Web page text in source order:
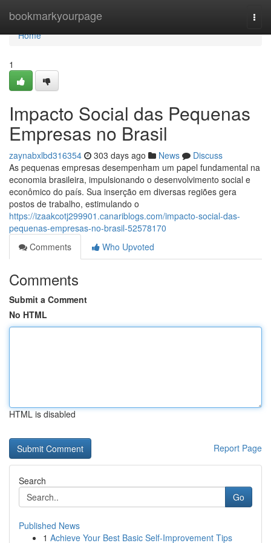
bookmarkyourpage
Home
Home
1
Impacto Social das Pequenas
Empresas no Brasil
zaynabxlbd316354 303 days ago News
Discuss
As pequenas empresas desempenham um papel fundamental na
economia brasileira, impulsionando o desenvolvimento social e
econômico do país. Sua inserção em diversas regiões gera
postos de trabalho, estimulando o
https://izaakcotj299901.canariblogs.com/impacto-social-das-
pequenas-empresas-no-brasil-52578170
Comments
Who Upvoted
Comments
Submit a Comment
No HTML
HTML is disabled
Report Page
Search
Go
Published News
1 Achieve Your Best Basic Self-Improvement Tips